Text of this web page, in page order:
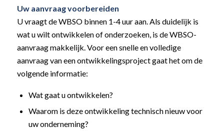
Uw aanvraag voorbereiden
U vraagt de WBSO binnen 1-4 uur aan. Als duidelijk is
wat u wilt ontwikkelen of onderzoeken, is de WBSO-
aanvraag makkelijk. Voor een snelle en volledige
aanvraag van een ontwikkelingsproject gaat het om de
volgende informatie:
Wat gaat u ontwikkelen?
Waarom is deze ontwikkeling technisch nieuw voor
uw onderneming?